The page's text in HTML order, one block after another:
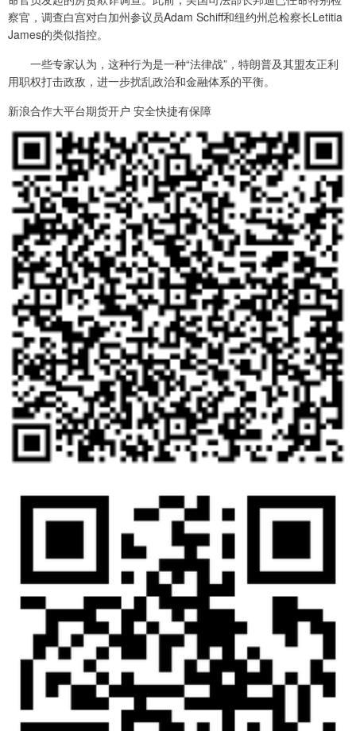
察官，调查白宫对白加州参议员Adam Schiff和纽约州总检察长Letitia
James的类似指控。
一些专家认为，这种行为是一种“法律战”，特朗普及其盟友正利
用职权打击政敌，进一步扰乱政治和金融体系的平衡。
新浪合作大平台期货开户 安全快捷有保障